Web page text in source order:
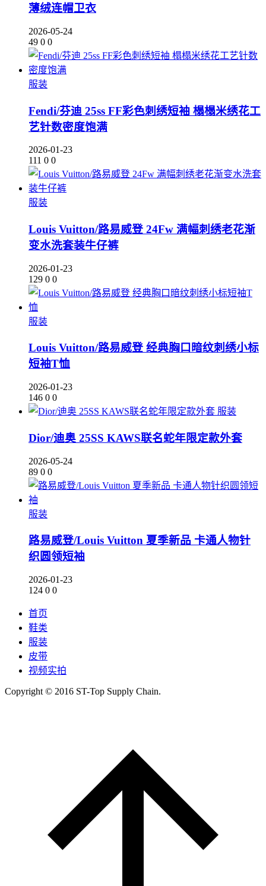
薄绒连帽卫衣
2026-05-24
49 0 0
服装
Fendi/芬迪 25ss FF彩色刺绣短袖 榻榻米绣花工
艺针数密度饱满
2026-01-23
111 0 0
服装
Louis Vuitton/路易威登 24Fw 满幅刺绣老花渐
变水洗套装牛仔裤
2026-01-23
129 0 0
服装
Louis Vuitton/路易威登 经典胸口暗纹刺绣小标
短袖T恤
2026-01-23
146 0 0
服装
Dior/迪奥 25SS KAWS联名蛇年限定款外套
2026-05-24
89 0 0
服装
路易威登/Louis Vuitton 夏季新品 卡通人物针
织圆领短袖
2026-01-23
124 0 0
首页
鞋类
服装
皮带
视频实拍
Copyright © 2016 ST-Top Supply Chain.